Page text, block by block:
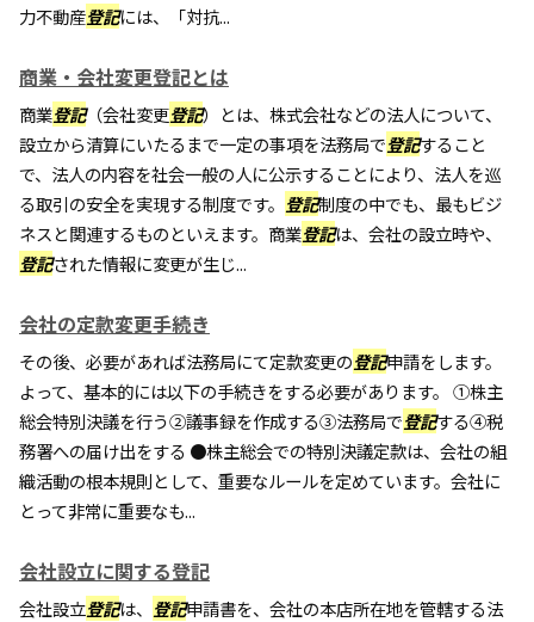
力不動産登記には、「対抗...
商業・会社変更登記とは
商業登記（会社変更登記）とは、株式会社などの法人について、
設立から清算にいたるまで一定の事項を法務局で登記すること
で、法人の内容を社会一般の人に公示することにより、法人を巡
る取引の安全を実現する制度です。 登記制度の中でも、最もビジ
ネスと関連するものといえます。商業登記は、会社の設立時や、
登記された情報に変更が生じ...
会社の定款変更手続き
その後、必要があれば法務局にて定款変更の登記申請をします。
よって、基本的には以下の手続きをする必要があります。 ①株主
総会特別決議を行う②議事録を作成する③法務局で登記する④税
務署への届け出をする ●株主総会での特別決議定款は、会社の組
織活動の根本規則として、重要なルールを定めています。会社に
とって非常に重要なも...
会社設立に関する登記
会社設立登記は、 登記申請書を、会社の本店所在地を管轄する法